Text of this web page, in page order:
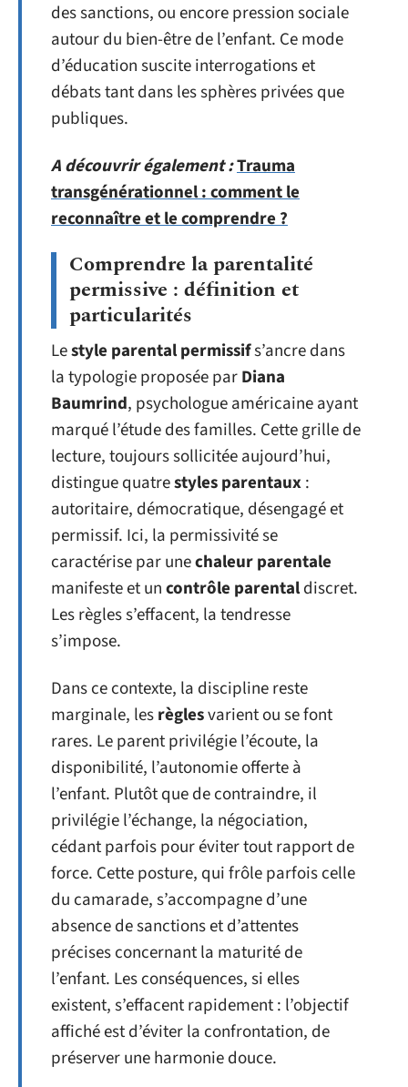
des sanctions, ou encore pression sociale
autour du bien-être de l’enfant. Ce mode
d’éducation suscite interrogations et
débats tant dans les sphères privées que
publiques.
A découvrir également :Trauma
transgénérationnel : comment le
reconnaître et le comprendre ?
Comprendre la parentalité
permissive : définition et
particularités
Lestyle parental permissifs’ancre dans
la typologie proposée parDiana
Baumrind, psychologue américaine ayant
marqué l’étude des familles. Cette grille de
lecture, toujours sollicitée aujourd’hui,
distingue quatrestyles parentaux:
autoritaire, démocratique, désengagé et
permissif. Ici, la permissivité se
caractérise par unechaleur parentale
manifeste et uncontrôle parentaldiscret.
Les règles s’effacent, la tendresse
s’impose.
Dans ce contexte, la discipline reste
marginale, lesrèglesvarient ou se font
rares. Le parent privilégie l’écoute, la
disponibilité, l’autonomie offerte à
l’enfant. Plutôt que de contraindre, il
privilégie l’échange, la négociation,
cédant parfois pour éviter tout rapport de
force. Cette posture, qui frôle parfois celle
du camarade, s’accompagne d’une
absence de sanctions et d’attentes
précises concernant la maturité de
l’enfant. Les conséquences, si elles
existent, s’effacent rapidement : l’objectif
affiché est d’éviter la confrontation, de
préserver une harmonie douce.